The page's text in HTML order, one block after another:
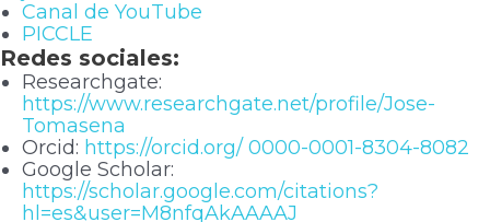
Canal de YouTube
PICCLE
Redes sociales:
Researchgate:
https://www.researchgate.net/profile/Jose-
Tomasena
Orcid: https://orcid.org/ 0000-0001-8304-8082
Google Scholar:
https://scholar.google.com/citations?
hl=es&user=M8nfqAkAAAAJ